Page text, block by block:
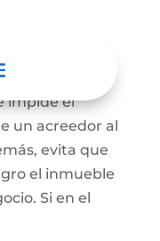
de la
impide el
un acreedor al
evita que
el inmueble
Si en el